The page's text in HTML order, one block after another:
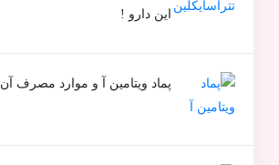
این دارو !
پماد ویتامین آ و موارد مصرف آن